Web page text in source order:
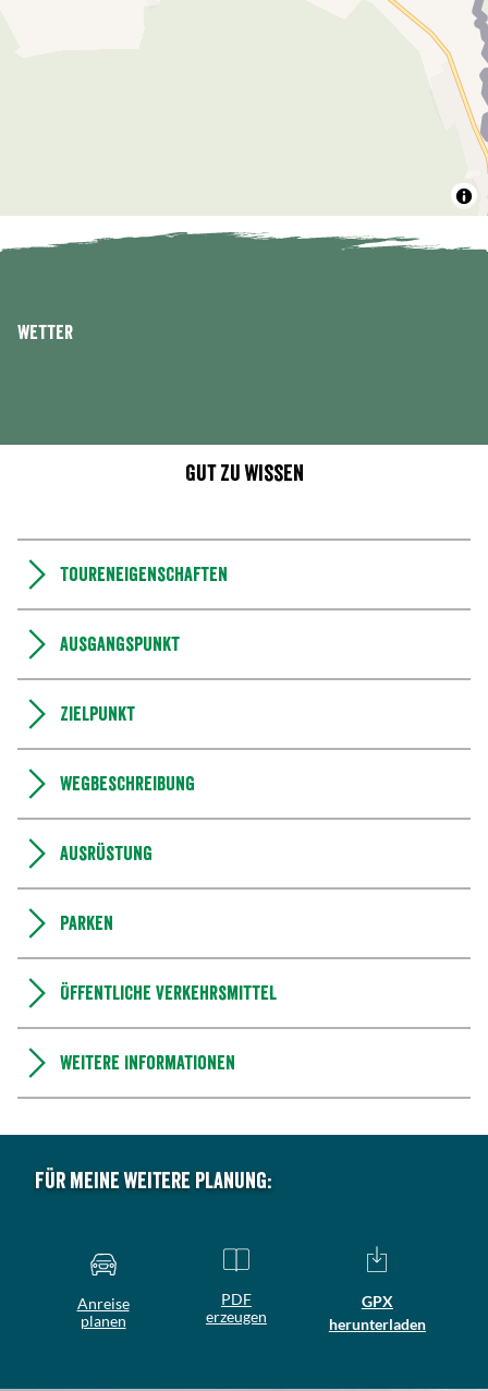
Wetter
Gut zu wissen
Toureneigenschaften
Ausgangspunkt
Zielpunkt
Wegbeschreibung
Ausrüstung
Parken
Öffentliche Verkehrsmittel
Weitere Informationen
Für meine weitere Planung:
Anreise
planen
PDF
erzeugen
GPX
herunterladen